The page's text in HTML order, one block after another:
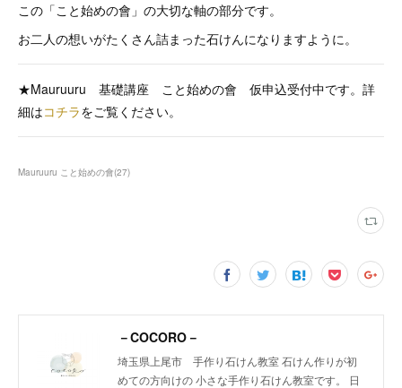
この「こと始めの會」の大切な軸の部分です。
お二人の想いがたくさん詰まった石けんになりますように。
★Mauruuru 基礎講座 こと始めの會 仮申込受付中です。詳
細はコチラをご覧ください。
Mauruuru こと始めの會(27)
－COCORO－
埼玉県上尾市 手作り石けん教室 石けん作りが初
めての方向けの 小さな手作り石けん教室です。 日